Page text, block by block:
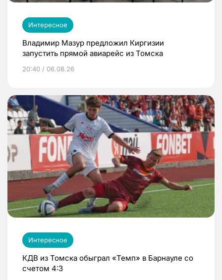
Интересное
Владимир Мазур предложил Киргизии
запустить прямой авиарейс из Томска
20:40 / 06.08.26
Интересное
КДВ из Томска обыграл «Темп» в Барнауле со
счетом 4:3